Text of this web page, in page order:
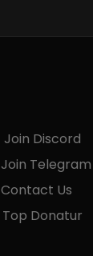
Join Discord
Join Telegram
Contact Us
Top Donatur